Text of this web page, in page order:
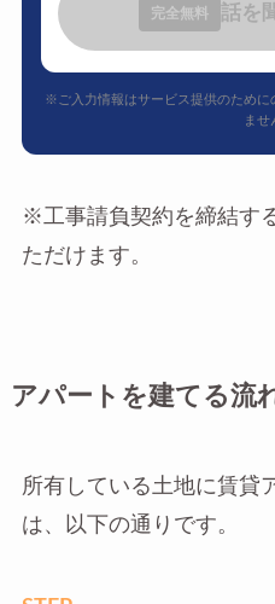
完全無料 話を
※ご入力情報はサービス提供のため
ませ
※工事請負契約を締結す
ただけます。
アパートを建てる流
所有している土地に賃貸
は、以下の通りです。